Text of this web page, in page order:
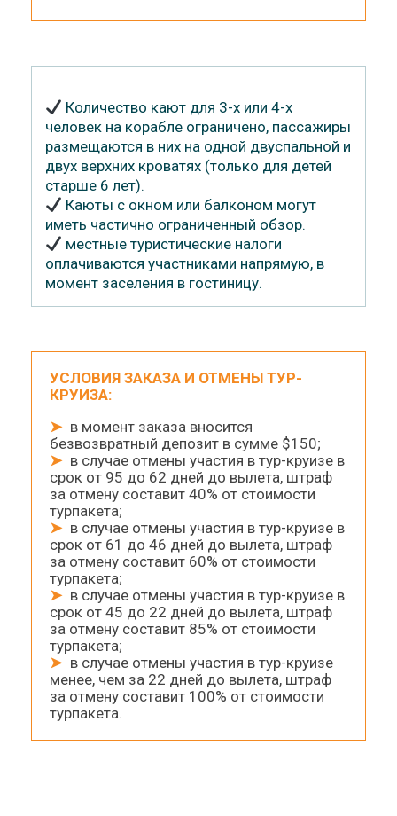
Количество кают для 3-х или 4-х
человек на корабле ограничено, пассажиры
размещаются в них на одной двуспальной и
двух верхних кроватях (только для детей
старше 6 лет).
Каюты с окном или балконом могут
иметь частично ограниченный обзор.
местные туристические налоги
оплачиваются участниками напрямую, в
момент заселения в гостиницу.
УСЛОВИЯ ЗАКАЗА И ОТМЕНЫ ТУР-
КРУИЗА:
➤в момент заказа вносится
безвозвратный депозит в сумме $150;
➤в случае отмены участия в тур-круизе в
срок от 95 до 62 дней до вылета, штраф
за отмену составит 40% от стоимости
турпакета;
➤в случае отмены участия в тур-круизе в
срок от 61 до 46 дней до вылета, штраф
за отмену составит 60% от стоимости
турпакета;
➤в случае отмены участия в тур-круизе в
срок от 45 до 22 дней до вылета, штраф
за отмену составит 85% от стоимости
турпакета;
➤в случае отмены участия в тур-круизе
менее, чем за 22 дней до вылета, штраф
за отмену составит 100% от стоимости
турпакета.